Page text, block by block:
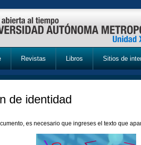
Revistas Libros Sitios de
de identidad
es necesario que ingreses el texto que